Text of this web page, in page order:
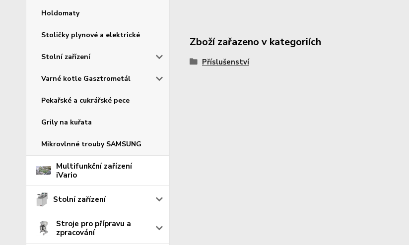
Holdomaty
Stoličky plynové a elektrické
Stolní zařízení
Varné kotle Gasztrometál
Pekařské a cukrářské pece
Grily na kuřata
Mikrovlnné trouby SAMSUNG
Multifunkční zařízení
iVario
Stolní zařízení
Stroje pro přípravu a
zpracování
Zboží zařazeno v kategoriích
Příslušenství